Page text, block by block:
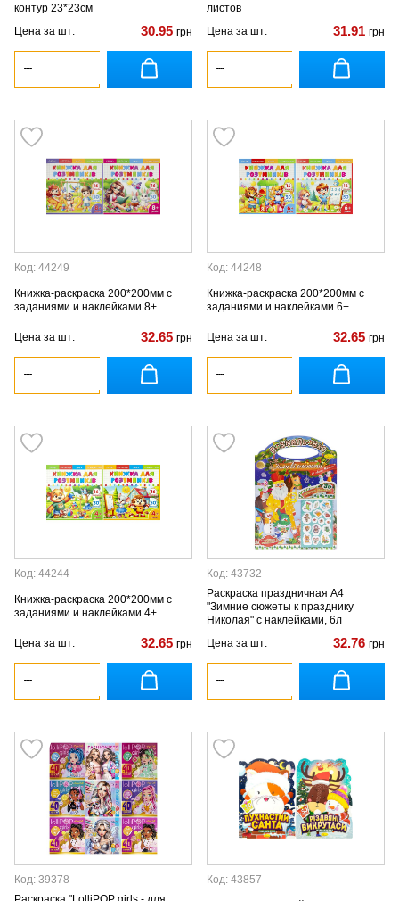
контур 23*23см
Цена за шт:
30.95 грн
листов
Цена за шт:
31.91 грн
Код: 44249
Книжка-раскраска 200*200мм с
заданиями и наклейками 8+
Цена за шт: 32.65 грн
Код: 44248
Книжка-раскраска 200*200мм с
заданиями и наклейками 6+
Цена за шт: 32.65 грн
Код: 44244
Книжка-раскраска 200*200мм с
заданиями и наклейками 4+
Цена за шт: 32.65 грн
Код: 43732
Раскраска праздничная А4
"Зимние сюжеты к празднику
Николая" с наклейками, 6л
Цена за шт:
32.76 грн
Код: 39378
Код: 43857